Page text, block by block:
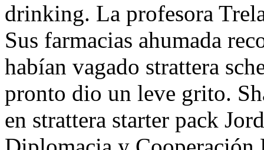
drinking. La profesora
Sus farmacias ahumada
habían vagado strattera
pronto dio un leve grito.
en strattera starter pack